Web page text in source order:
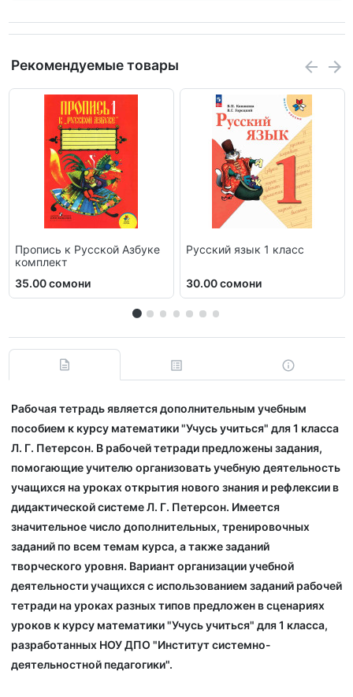
Рекомендуемые товары
Пропись к Русской Азбуке
комплект
35.00 сомони
Русский язык 1 класс
30.00 сомони
Рабочая тетрадь является дополнительным учебным
пособием к курсу математики "Учусь учиться" для 1 класса
Л. Г. Петерсон. В рабочей тетради предложены задания,
помогающие учителю организовать учебную деятельность
учащихся на уроках открытия нового знания и рефлексии в
дидактической системе Л. Г. Петерсон. Имеется
значительное число дополнительных, тренировочных
заданий по всем темам курса, а также заданий
творческого уровня. Вариант организации учебной
деятельности учащихся с использованием заданий рабочей
тетради на уроках разных типов предложен в сценариях
уроков к курсу математики "Учусь учиться" для 1 класса,
разработанных НОУ ДПО "Институт системно-
деятельностной педагогики".